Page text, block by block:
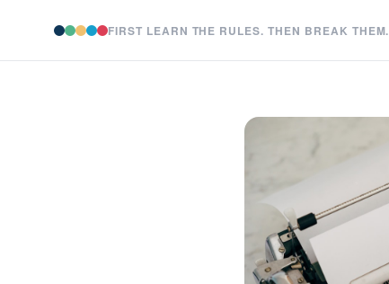
FIRST LEARN THE RULES. THEN BREAK THEM.